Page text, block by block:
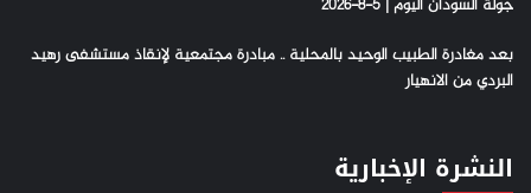
جولة السودان اليوم | 5-8-2026
بعد مغادرة الطبيب الوحيد بالمحلية .. مبادرة مجتمعية لإنقاذ مستشفى رهيد
البردي من الانهيار
النشرة الإخبارية